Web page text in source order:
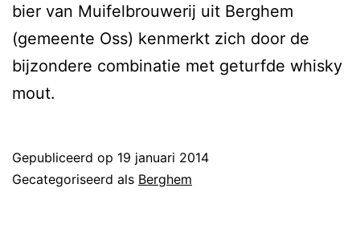
bier van Muifelbrouwerij uit Berghem
(gemeente Oss) kenmerkt zich door de
bijzondere combinatie met geturfde whisky
mout.
Gepubliceerd op 19 januari 2014
Gecategoriseerd als Berghem